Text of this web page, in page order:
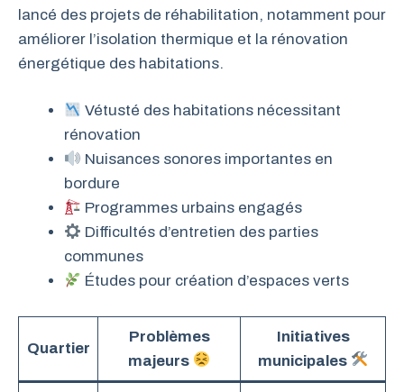
lancé des projets de réhabilitation, notamment pour
améliorer l’isolation thermique et la rénovation
énergétique des habitations.
Vétusté des habitations nécessitant
rénovation
Nuisances sonores importantes en
bordure
Programmes urbains engagés
Difficultés d’entretien des parties
communes
Études pour création d’espaces verts
Quartier
Problèmes
majeurs
Initiatives
municipales